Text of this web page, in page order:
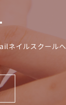
ネイルスクールへ